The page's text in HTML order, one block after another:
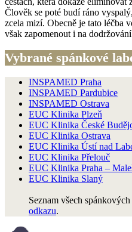
Člověk se poté budí ráno
zcela mizí. Obecně je tato léčba
však zapomenout i na
Vybrané spánkové
INSPAMED Praha
INSPAMED Pardubice
INSPAMED Ostrava
EUC Klinika Plzeň
EUC Klinika České
EUC Klinika Ostrava
EUC Klinika Ústí nad
EUC Klinika Přelouč
EUC Klinika Praha –
EUC Klinika Slaný
Seznam všech
odkazu.